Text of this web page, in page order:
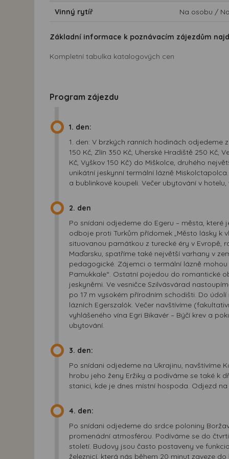
Vinný rytíř Na osobu /
Základní informace k poznávacím zájezdům
Kompletní tabulka katalogových cen
Program zájezdu
1. den:
1. den: V brzkých ranních hodinách odjedeme
150 Kč, Zlín 350 Kč, Uherské Hradiště 250 Kč,
Kč, Vyškov 150 Kč) do Miškolce, druhého
unikátní jeskynní termální lázně
a bublinkové koupeli. Večer ubytování v
2. den
Po snídani odjedeme do Egeru – města,
odboje proti Turkům přídomek „Město lásky k
situovanou památkou z turecké éry v Evropě,
Maďarsku, spatříme také největší varhany v
pedagogické. Zájemci o termální lázně
Pamukkale“. Ostatní pojedou do romantické
jeskyněmi. Ve vesničce Szilvásvárad
po 17 m vysokém přírodním schodišti. Do
lázních Egerszalók. Večer navštívíme
vyhlášeného vína Egri Bikavér – Býčí krev a
ubytování.
3. den:
Po snídani odjedeme na Ukrajinu, navštívíme
hrobu jeho ženy Eržiky a podíváme se také k
stanici, kde je dnes místní hospoda. Odjezd
4. den:
Po snídani odjedeme do srdce poloniny
promenádní atmosférou. Podíváme se do
století. Budovy jsou často postaveny ve
železnicí, která nás během 20 minut zaveze